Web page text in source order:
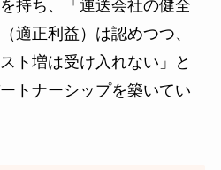
持ち、「運送会社の健全
適正利益）は認めつつ、
ト増は受け入れない」と
トナーシップを築いてい